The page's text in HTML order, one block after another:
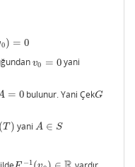
0) = 0
v0 = 0
v0 =0 yani
= 0
= 0 bulunur. Yani ÇekG
G
(T ) yani A ∈ S
A∈S
−1